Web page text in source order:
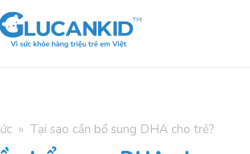
» Tại sao cần bổ sung DHA cho trẻ?